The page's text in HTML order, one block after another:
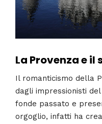
La Provenza e
Il romanticismo della
dagli impressionisti
fonde passato e
orgoglio, infatti ha